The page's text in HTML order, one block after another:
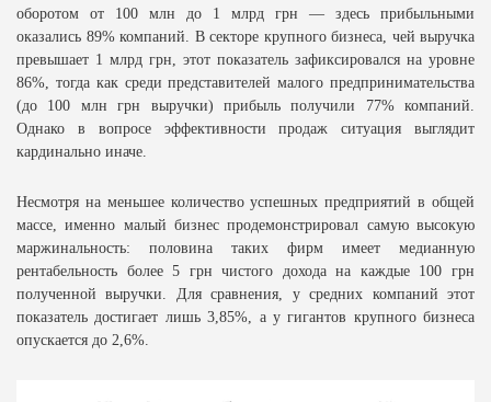
оборотом от 100 млн до 1 млрд грн — здесь прибыльными
оказались 89% компаний. В секторе крупного бизнеса, чей выручка
превышает 1 млрд грн, этот показатель зафиксировался на уровне
86%, тогда как среди представителей малого предпринимательства
(до 100 млн грн выручки) прибыль получили 77% компаний.
Однако в вопросе эффективности продаж ситуация выглядит
кардинально иначе.
Несмотря на меньшее количество успешных предприятий в общей
массе, именно малый бизнес продемонстрировал самую высокую
маржинальность: половина таких фирм имеет медианную
рентабельность более 5 грн чистого дохода на каждые 100 грн
полученной выручки. Для сравнения, у средних компаний этот
показатель достигает лишь 3,85%, а у гигантов крупного бизнеса
опускается до 2,6%.